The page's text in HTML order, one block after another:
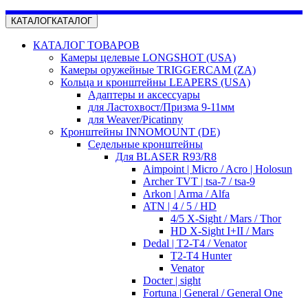
КАТАЛОГКАТАЛОГ
КАТАЛОГ ТОВАРОВ
Камеры целевые LONGSHOT (USA)
Камеры оружейные TRIGGERCAM (ZA)
Кольца и кронштейны LEAPERS (USA)
Адаптеры и аксессуары
для Ластохвост/Призма 9-11мм
для Weaver/Picatinny
Кронштейны INNOMOUNT (DE)
Седельные кронштейны
Для BLASER R93/R8
Aimpoint | Micro / Acro | Holosun
Archer TVT | tsa-7 / tsa-9
Arkon | Arma / Alfa
ATN | 4 / 5 / HD
4/5 X-Sight / Mars / Thor
HD X-Sight I+II / Mars
Dedal | T2-T4 / Venator
T2-T4 Hunter
Venator
Docter | sight
Fortuna | General / General One